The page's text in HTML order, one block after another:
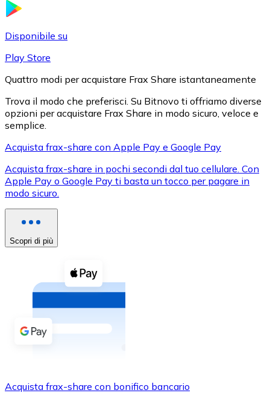
XRP
XRP
Vedi tutto
Buoni cripto
Acquista criptovalute in contanti e altri mezzi di
Acquista con contanti
Bonifico SEPA
Disponibile su
Play Store
Quattro modi per acquistare Frax Share istantaneamente
Trova il modo che preferisci. Su Bitnovo ti offriamo diverse
opzioni per acquistare Frax Share in modo sicuro, veloce e
semplice.
Acquista frax-share con Apple Pay e Google Pay
Acquista frax-share in pochi secondi dal tuo cellulare. Con
Apple Pay o Google Pay ti basta un tocco per pagare in
modo sicuro.
Scopri di più
Acquista frax-share con bonifico bancario